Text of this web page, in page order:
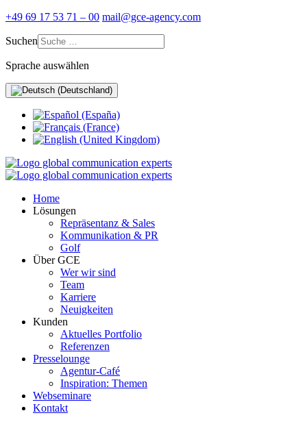
+49 69 17 53 71 – 00 mail@gce-agency.com
Suchen
Sprache auswählen
Home
Lösungen
Repräsentanz & Sales
Kommunikation & PR
Golf
Über GCE
Wer wir sind
Team
Karriere
Neuigkeiten
Kunden
Aktuelles Portfolio
Referenzen
Presselounge
Agentur-Café
Inspiration: Themen
Webseminare
Kontakt